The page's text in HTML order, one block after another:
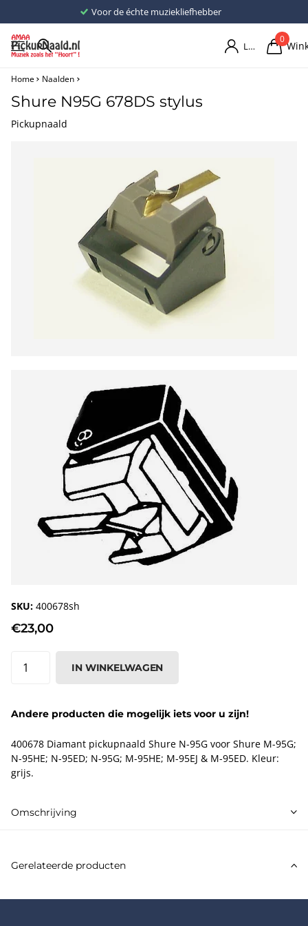
Voor de échte muziekliefhebber
Login
0
Home Naalden
Shure N95G 678DS stylus
Pickupnaald
SKU: 400678sh
€23,00
IN WINKELWAGEN
Andere producten die mogelijk iets voor u zijn!
400678 Diamant pickupnaald Shure N-95G voor Shure M-95G;
N-95HE; N-95ED; N-95G; M-95HE; M-95EJ & M-95ED. Kleur:
grijs.
Omschrijving
Gerelateerde producten